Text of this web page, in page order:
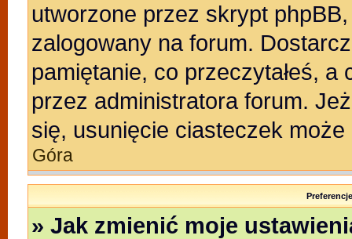
utworzone przez skrypt
zalogowany na forum.
pamiętanie, co przeczytałeś, a
przez administratora forum.
się, usunięcie ciasteczek może
Góra
» Jak zmienić moje